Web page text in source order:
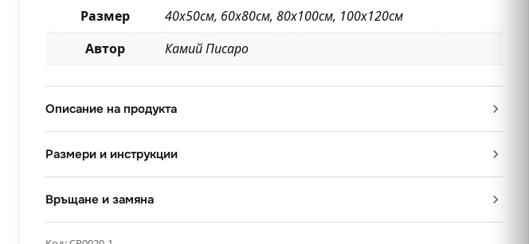
Размер
40х50см, 60х80см, 80х100см, 100х120см
Автор
Камий Писаро
Описание на продукта
Размери и инструкции
Връщане и замяна